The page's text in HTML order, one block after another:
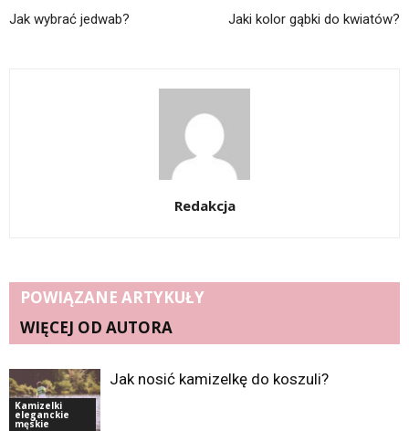
Jak wybrać jedwab? Jaki kolor gąbki do kwiatów?
Redakcja
POWIĄZANE ARTYKUŁY
WIĘCEJ OD AUTORA
Kamizelki
eleganckie
męskie
Jak nosić kamizelkę do koszuli?